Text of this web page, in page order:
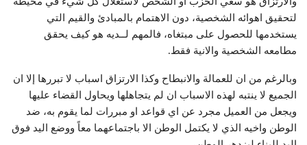
لتحقيق اهوائه الشخصية، دون الاهتمام بالمبادئ والقيم التي
يستخدمها للحصول على مبتغاه، فالمهم لــديه هو كيف يحقق
مطامعه الشخصية والانية فقط.
وبالرغم من ان للعمالة والانبطاح وكذا الارتزاق اسباب لا تبررها إلا ان
الجميع لا ينتبه لهذه الاسباب ان لم يتجاهلها ويحاول القضاء عليها
ويجعل من العميل مجرد عن اي قواعد او مبررات لما يقوم به، ضد
الوطن واخيه الذي لا يكتمل الوطن الا باجتماعهما معاً ووضع اليد فوق